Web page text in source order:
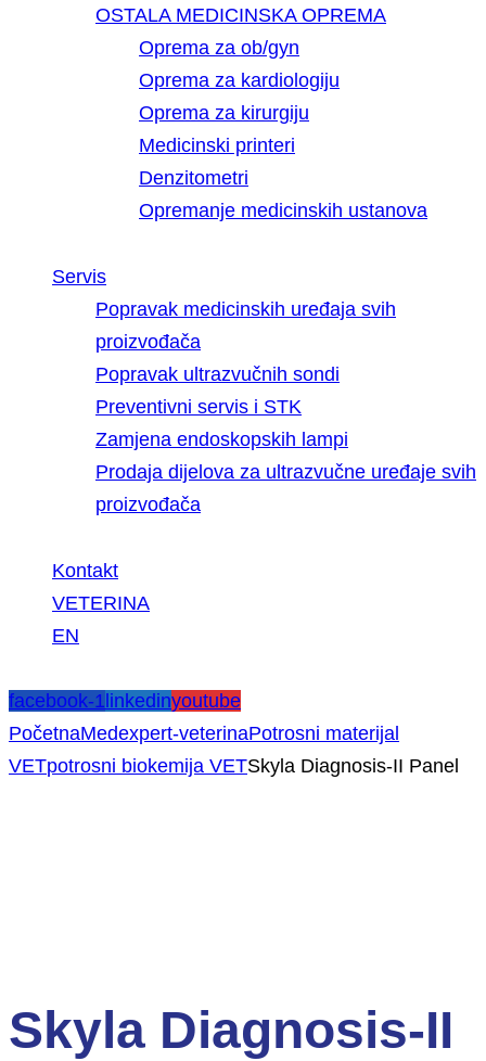
OSTALA MEDICINSKA OPREMA
Oprema za ob/gyn
Oprema za kardiologiju
Oprema za kirurgiju
Medicinski printeri
Denzitometri
Opremanje medicinskih ustanova
Servis
Popravak medicinskih uređaja svih
proizvođača
Popravak ultrazvučnih sondi
Preventivni servis i STK
Zamjena endoskopskih lampi
Prodaja dijelova za ultrazvučne uređaje svih
proizvođača
Kontakt
VETERINA
EN
facebook-1 linkedinyoutube
PočetnaMedexpert-veterinaPotrosni materijal
VETpotrosni biokemija VETSkyla Diagnosis-II Panel
Skyla Diagnosis-II